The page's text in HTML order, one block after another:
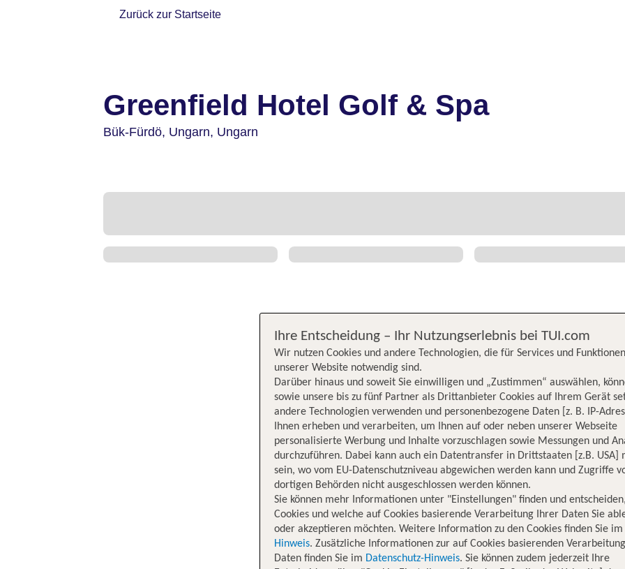
Zurück zur Startseite
Greenfield Hotel Golf & Spa
Bük-Fürdö, Ungarn, Ungarn
Ihre Entscheidung – Ihr Nutzungserlebnis bei TUI.com
Wir nutzen Cookies und andere Technologien, die für Services und
unserer Website notwendig sind.
Darüber hinaus und soweit Sie einwilligen und „Zustimmen“ auswählen,
sowie unsere bis zu fünf Partner als Drittanbieter Cookies auf Ihrem Gerät
andere Technologien verwenden und personenbezogene Daten [z. B. IP-
Ihnen erheben und verarbeiten, um Ihnen auf oder neben unserer Webseite
personalisierte Werbung und Inhalte vorzuschlagen sowie Messungen und
durchzuführen. Dabei kann auch ein Datentransfer in Drittstaaten [z.B. USA]
sein, wo vom EU-Datenschutzniveau abgewichen werden kann und Zugriffe
dortigen Behörden nicht ausgeschlossen werden können.
Sie können mehr Informationen unter "Einstellungen" finden und
Cookies und welche auf Cookies basierende Verarbeitung Ihrer Daten Sie
oder akzeptieren möchten. Weitere Information zu den Cookies finden Sie im
Hinweis. Zusätzliche Informationen zur auf Cookies basierenden
Daten finden Sie im Datenschutz-Hinweis. Sie können zudem jederzeit Ihre